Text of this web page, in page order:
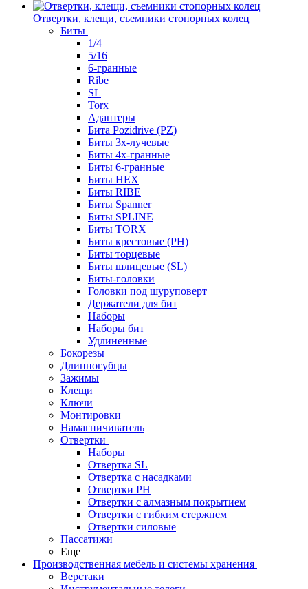
Отвертки, клещи, съемники стопорных колец
Биты
1/4
5/16
6-гранные
Ribe
SL
Torx
Адаптеры
Бита Pozidrive (PZ)
Биты 3х-лучевые
Биты 4х-гранные
Биты 6-гранные
Биты HEX
Биты RIBE
Биты Spanner
Биты SPLINE
Биты TORX
Биты крестовые (PH)
Биты торцевые
Биты шлицевые (SL)
Биты-головки
Головки под шуруповерт
Держатели для бит
Наборы
Наборы бит
Удлиненные
Бокорезы
Длинногубцы
Зажимы
Клещи
Ключи
Монтировки
Намагничиватель
Отвертки
Наборы
Отвертка SL
Отвертка с насадками
Отвертки PH
Отвертки с алмазным покрытием
Отвертки с гибким стержнем
Отвертки силовые
Пассатижи
Еще
Производственная мебель и системы хранения
Верстаки